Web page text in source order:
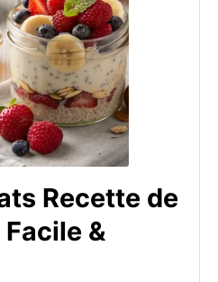
Recette de
&